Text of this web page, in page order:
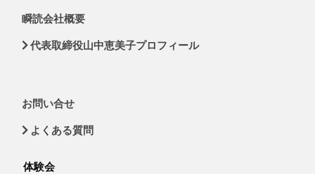
瞬読会社概要
代表取締役山中恵美子プロフィール
お問い合せ
よくある質問
体験会